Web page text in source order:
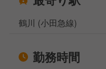
鶴川 (小田急線)
勤務時間